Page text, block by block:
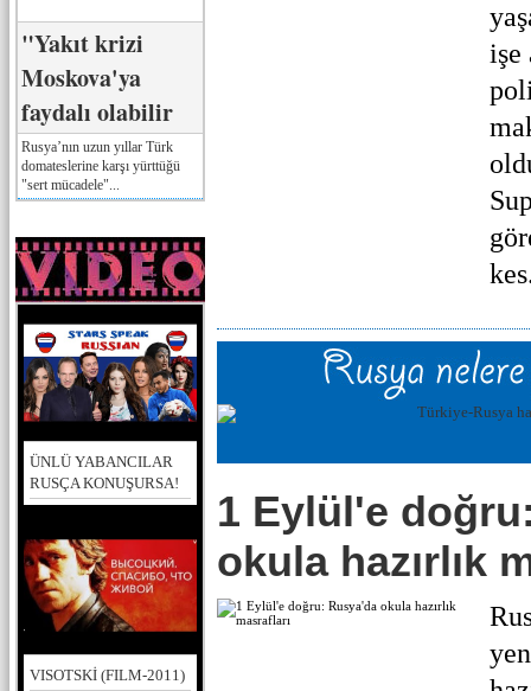
"Yakıt krizi
Moskova'ya
faydalı olabilir
Rusya’nın uzun yıllar Türk
domateslerine karşı yürttüğü
"sert mücadele"...
ÜNLÜ YABANCILAR
RUSÇA KONUŞURSA!
VISOTSKİ (FILM-2011)
işe
1 Eylül'e
okula hazırlık